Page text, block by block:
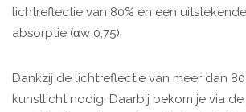
lichtreflectie van 80% en een
absorptie (αw 0,75).
Dankzij de lichtreflectie van meer dan
kunstlicht nodig. Daarbij bekom je via